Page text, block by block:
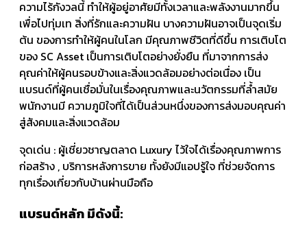
ความไร้กังวลนี้ ทำให้ผู้อยู่อาศัยมีทั้งเวลาและพลังงานมากขึ้น
เพื่อไปทุ่มเท สิ่งที่รักและความฝัน บางความฝันอาจเป็นจุดเริ่ม
ต้น ของการทำให้ผู้คนในโลก มีคุณภาพชีวิตที่ดีขึ้น การเติบโต
ของ SC Asset เป็นการเติบโตอย่างยั่งยืน ที่มาจากการส่ง
คุณค่าให้ผู้คนรอบข้างและสิ่งแวดล้อมอย่างต่อเนื่อง เป็น
แบรนด์ที่ผู้คนเชื่อมั่นในเรื่องคุณภาพและนวัตกรรมที่ล้ำสมัย
พนักงานมี ความภูมิใจที่ได้เป็นส่วนหนึ่งของการส่งมอบคุณค่า
สู่สังคมและสิ่งแวดล้อม
จุดเด่น : ผู้เชี่ยวชาญตลาด Luxury ไว้ใจได้เรื่องคุณภาพการ
ก่อสร้าง , บริการหลังการขาย ทั้งยังมีแอปรู้ใจ ที่ช่วยจัดการ
ทุกเรื่องเกี่ยวกับบ้านผ่านมือถือ
แบรนด์หลัก มีดังนี้: